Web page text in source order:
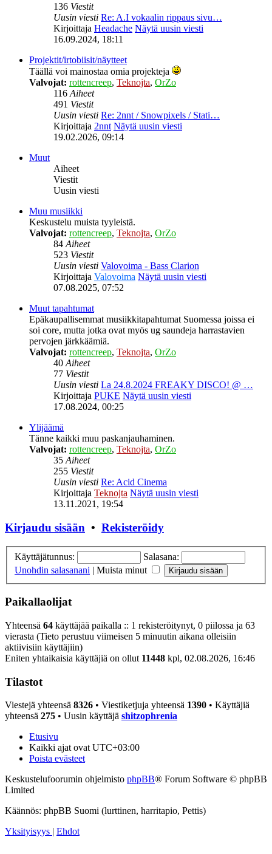
136 Viestit
Uusin viesti Re: A.I vokaalin rippaus sivu…
Kirjoittaja Headache Näytä uusin viesti
16.09.2024, 18:11
Projektit/irtobiisit/näytteet
Täällä voi mainostaa omia projekteja
Valvojat: rottencreep, Teknojta, OrZo
116Aiheet
491 Viestit
Uusin viesti Re: 2nnt / Snowpixels / Stati…
Kirjoittaja 2nnt Näytä uusin viesti
19.02.2026, 09:14
Muut
Aiheet
Viestit
Uusin viesti
Muu musiikki
Keskustelu muista tyyleistä.
Valvojat: rottencreep, Teknojta, OrZo
84Aiheet
523 Viestit
Uusin viesti Valovoima - Bass Clarion
Kirjoittaja Valovoima Näytä uusin viesti
07.08.2025, 07:52
Muut tapahtumat
Epäkaupallisemmat musiikkitapahtumat Suomessa joissa ei
soi core, mutta jotka ovat myös ug saundeja harrastavien
pervojen järkkäämiä.
Valvojat: rottencreep, Teknojta, OrZo
40Aiheet
77 Viestit
Uusin viesti La 24.8.2024 FREAKY DISCO! @ …
Kirjoittaja PUKE Näytä uusin viesti
17.08.2024, 00:25
Ylijäämä
Tänne kaikki muu paskanjauhaminen.
Valvojat: rottencreep, Teknojta, OrZo
35Aiheet
255 Viestit
Uusin viesti Re: Acid Cinema
Kirjoittaja Teknojta Näytä uusin viesti
13.11.2021, 19:54
Kirjaudu sisään • Rekisteröidy
Käyttäjätunnus:
Salasana:
Unohdin salasanani | Muista minut
Paikallaolijat
Yhteensä 64 käyttäjää paikalla :: 1 rekisteröitynyt, 0 piilossa ja 63
vierasta (Tieto perustuu viimeisen 5 minuutin aikana olleisiin
aktiivisiin käyttäjiin)
Eniten yhtaikaisia käyttäjiä on ollut 11448 kpl, 02.08.2026, 16:46
Tilastot
Viestejä yhteensä 8326 • Viestiketjuja yhteensä 1390 • Käyttäjiä
yhteensä 275 • Uusin käyttäjä shitzophrenia
Etusivu
Kaikki ajat ovat UTC+03:00
Poista evästeet
Keskustelufoorumin ohjelmisto phpBB® Forum Software © phpBB
Limited
Käännös: phpBB Suomi (lurttinen, harritapio, Pettis)
Yksityisyys | Ehdot